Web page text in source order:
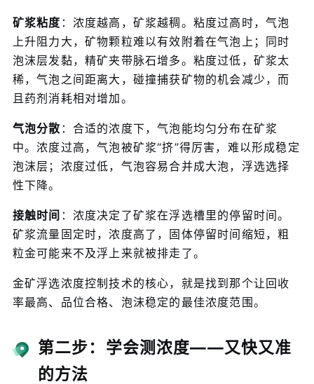
矿浆粘度 ：浓度越高，矿浆越稠。粘度过高时，气泡
上升阻力大，矿物颗粒难以有效附着在气泡上；同时
泡沫层发黏，精矿夹带脉石增多。粘度过低，矿浆太
稀，气泡之间距离大，碰撞捕获矿物的机会减少，而
且药剂消耗相对增加。
气泡分散 ：合适的浓度下，气泡能均匀分布在矿浆
中。浓度过高，气泡被矿浆“挤”得厉害，难以形成稳定
泡沫层；浓度过低，气泡容易合并成大泡，浮选选择
性下降。
接触时间 ：浓度决定了矿浆在浮选槽里的停留时间。
矿浆流量固定时，浓度高了，固体停留时间缩短，粗
粒金可能来不及浮上来就被排走了。
金矿浮选浓度控制技术的核心，就是找到那个让回收
率最高、品位合格、泡沫稳定的最佳浓度范围。
第二步：学会测浓度——又快又准
的方法